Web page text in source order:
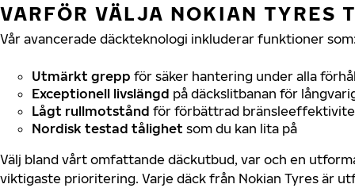
VARFÖR VÄLJA NOKIAN TYRES
Vår avancerade däckteknologi inkluderar funktioner
Utmärkt grepp för säker hantering under alla
Exceptionell livslängd på däckslitbanan för
Lågt rullmotstånd för förbättrad
Nordisk testad tålighet som du kan lita på
Välj bland vårt omfattande däckutbud, var och en
viktigaste prioritering. Varje däck från Nokian Tyres är